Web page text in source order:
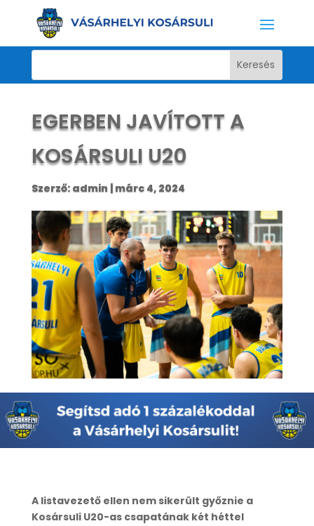
EGERBEN JAVÍTOTT A
KOSÁRSULI U20
Szerző: admin | márc 4, 2024
A listavezető ellen nem sikerült győznie a
Kosársuli U20-as csapatának két héttel